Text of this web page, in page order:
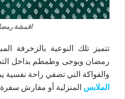
اقمشة
تتميز تلك النوعية بالزخرفة
رمضان وبوجى وطمطم بداخل
والفواكة التي تضفي راحة نفسية
الملابس المنزلية أو مفارش